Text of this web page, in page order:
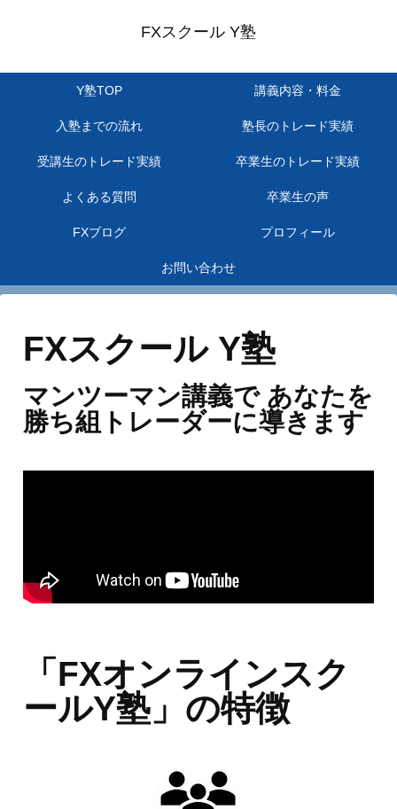
FXスクール Y塾
Y塾TOP 講義内容・料金
入塾までの流れ 塾長のトレード実績
受講生のトレード実績 卒業生のトレード実績
よくある質問 卒業生の声
FXブログ プロフィール
お問い合わせ
FXスクール Y塾
マンツーマン講義で あなたを
勝ち組トレーダーに導きます
「FXオンラインスク
ールY塾」の特徴